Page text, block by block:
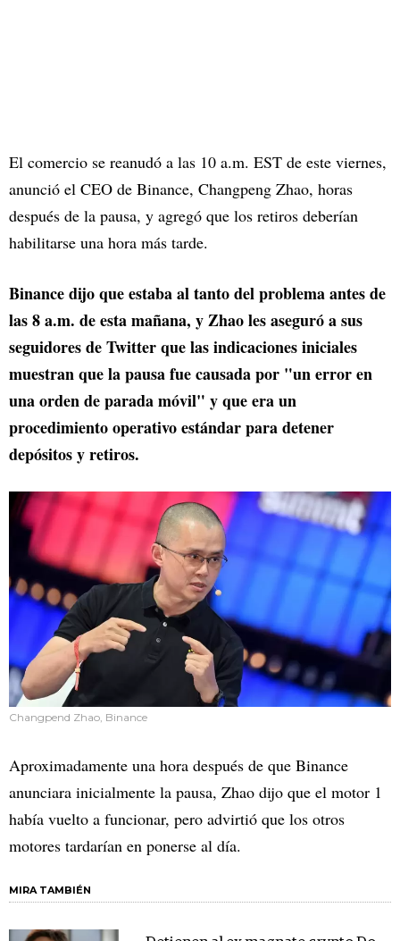
El comercio se reanudó a las 10 a.m. EST de este viernes,
anunció el CEO de Binance, Changpeng Zhao, horas
después de la pausa, y agregó que los retiros deberían
habilitarse una hora más tarde.
Binance dijo que estaba al tanto del problema antes de
las 8 a.m. de esta mañana, y Zhao les aseguró a sus
seguidores de Twitter que las indicaciones iniciales
muestran que la pausa fue causada por "un error en
una orden de parada móvil" y que era un
procedimiento operativo estándar para detener
depósitos y retiros.
Changpend Zhao, Binance
Aproximadamente una hora después de que Binance
anunciara inicialmente la pausa, Zhao dijo que el motor 1
había vuelto a funcionar, pero advirtió que los otros
motores tardarían en ponerse al día.
MIRA TAMBIÉN